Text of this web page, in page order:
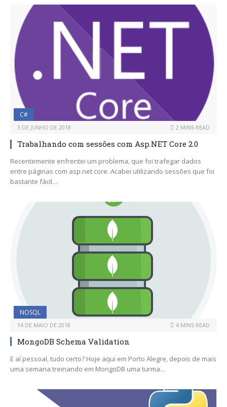
C#
5 DE JUNHO DE 2018 2 MINS READ
Trabalhando com sessões com Asp.NET Core 2.0
Recentemente enfrentei um problema, que foi trafegar dados
entre páginas com asp.net core. Acabei utilizando sessões que foi
bastante fácil…
NOSQL
14 DE MAIO DE 2018 4 MINS READ
MongoDB Schema Validation
E aí pessoal, tudo certo? Hoje aqui em Porto Alegre, depois de mais
uma semana treinando em MongoDB uma turma…